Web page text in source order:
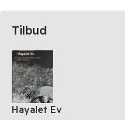
Tilbud
Hayalet Ev